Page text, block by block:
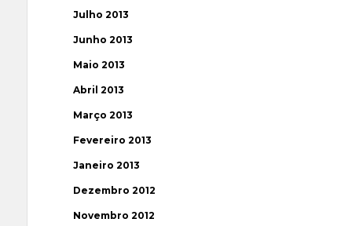
Julho 2013
Junho 2013
Maio 2013
Abril 2013
Março 2013
Fevereiro 2013
Janeiro 2013
Dezembro 2012
Novembro 2012